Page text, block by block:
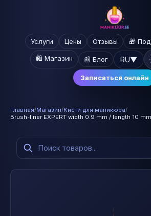
Услуги Цены Отзывы 🎁
🛍️ Магазин 📰 Блог RU▼
Записаться онлайн
Главная/Магазин/Кисти для маникюра/
Brush-liner EXPERT width 0.9 mm / length 10 mm